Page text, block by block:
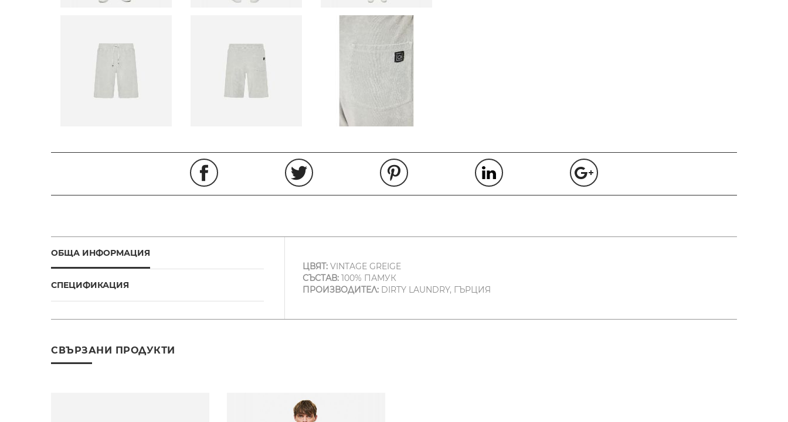
ОБЩА ИНФОРМАЦИЯ
СПЕЦИФИКАЦИЯ
ЦВЯТ:VINTAGE GREIGE
СЪСТАВ:100% ПАМУК
ПРОИЗВОДИТЕЛ:DIRTY LAUNDRY, ГЪРЦИЯ
СВЪРЗАНИ ПРОДУКТИ